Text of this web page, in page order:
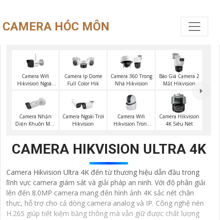
CAMERA HÓC MÔN
Camera Wifi
Hikvision Ngoài
Camera Ip Dome
Full Color Hik
Camera 360 Trong
Nhà Hikvision
Báo Giá Camera 2
Mắt Hikvision
Camera Nhận
Diện Khuôn Mặt
Camera Ngoài Trời
Hikvision
Camera Wifi
Hikvision Trong
Camera Hikvision
4K Siêu Nét
CAMERA HIKVISION ULTRA 4K
Camera Hikvision Ultra 4K đến từ thương hiệu dẫn đầu trong
lĩnh vực camera giám sát và giải pháp an ninh. Với độ phân giải
lên đến 8.0MP camera mang đến hình ảnh 4K sắc nét chân
thực, hỗ trợ cho cả dòng camera analog và IP. Công nghệ nén
H.265 giúp tiết kiệm băng thông mà vẫn giữ được chất lượng